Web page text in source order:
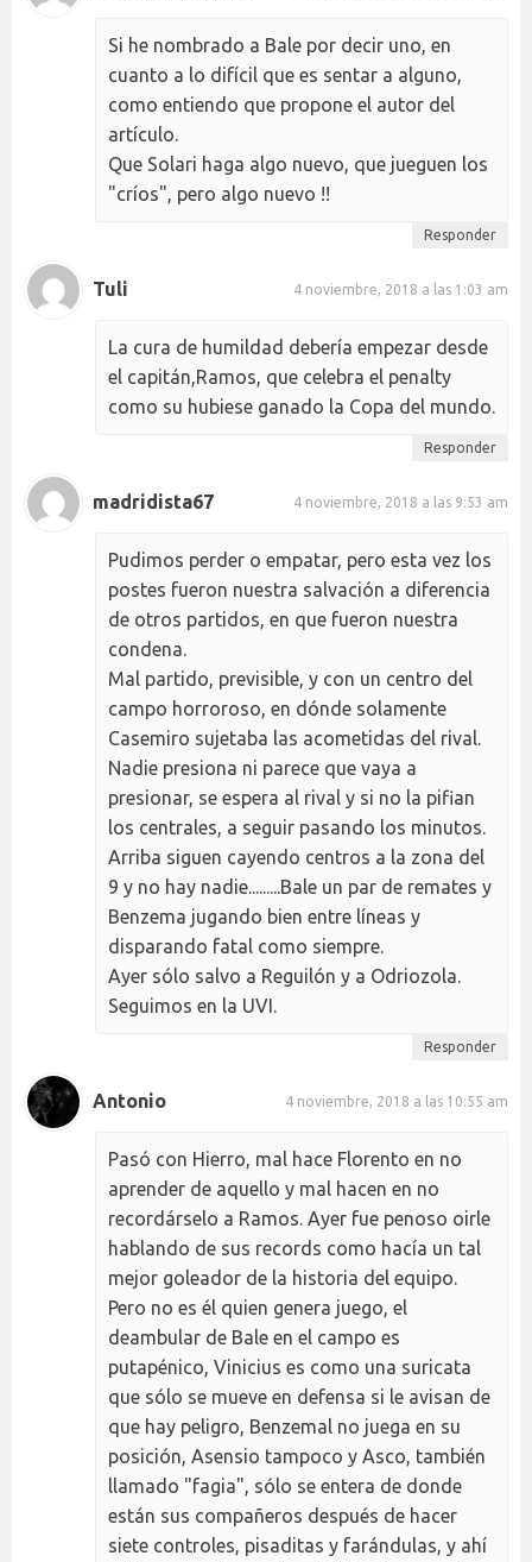
Si he nombrado a Bale por decir uno, en
cuanto a lo difícil que es sentar a alguno,
como entiendo que propone el autor del
artículo.
Que Solari haga algo nuevo, que jueguen los
"críos", pero algo nuevo !!
Responder
Tuli 4 noviembre, 2018 a las 1:03 am
La cura de humildad debería empezar desde
el capitán,Ramos, que celebra el penalty
como su hubiese ganado la Copa del mundo.
Responder
madridista67 4 noviembre, 2018 a las 9:53 am
Pudimos perder o empatar, pero esta vez los
postes fueron nuestra salvación a diferencia
de otros partidos, en que fueron nuestra
condena.
Mal partido, previsible, y con un centro del
campo horroroso, en dónde solamente
Casemiro sujetaba las acometidas del rival.
Nadie presiona ni parece que vaya a
presionar, se espera al rival y si no la pifian
los centrales, a seguir pasando los minutos.
Arriba siguen cayendo centros a la zona del
9 y no hay nadie.........Bale un par de remates y
Benzema jugando bien entre líneas y
disparando fatal como siempre.
Ayer sólo salvo a Reguilón y a Odriozola.
Seguimos en la UVI.
Responder
Antonio 4 noviembre, 2018 a las 10:55 am
Pasó con Hierro, mal hace Florento en no
aprender de aquello y mal hacen en no
recordárselo a Ramos. Ayer fue penoso oirle
hablando de sus records como hacía un tal
mejor goleador de la historia del equipo.
Pero no es él quien genera juego, el
deambular de Bale en el campo es
putapénico, Vinicius es como una suricata
que sólo se mueve en defensa si le avisan de
que hay peligro, Benzemal no juega en su
posición, Asensio tampoco y Asco, también
llamado "fagia", sólo se entera de donde
están sus compañeros después de hacer
siete controles, pisaditas y farándulas, y ahí